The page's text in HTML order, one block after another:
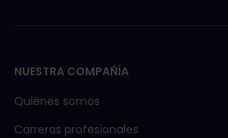
NUESTRA COMPAÑÍA
Quiénes somos
Carreras profesionales